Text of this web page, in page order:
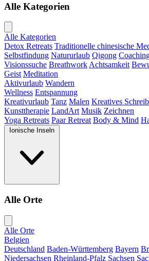
Alle Kategorien
Alle Kategorien
Detox Retreats Traditionelle chinesische
Selbstfindung Natururlaub Qigong
Visionssuche Breathwork Achtsamkeit
Geist Meditation
Aktivurlaub Wandern
Wellness Entspannung
Kreativurlaub Tanz Malen Kreatives
Kunsttherapie LandArt Musik Zeichnen
Yoga Retreats Paar Retreat Body & Mind
Ionische Inseln
Alle Orte
Alle Orte
Belgien
Deutschland Baden-Württemberg Bayern
Niedersachsen Rheinland-Pfalz Sachsen